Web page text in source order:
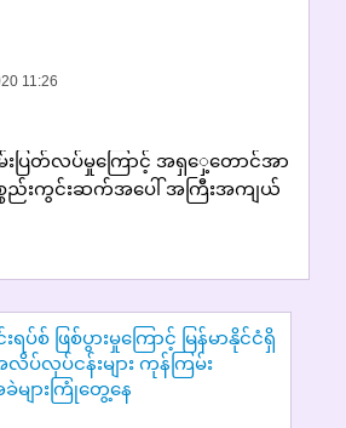
11:26
ပြတ်လပ်မှုကြောင့် အရှှေ့တောင်အာ
ည်းကွင်းဆက်အပေါ် အကြီးအကျယ်